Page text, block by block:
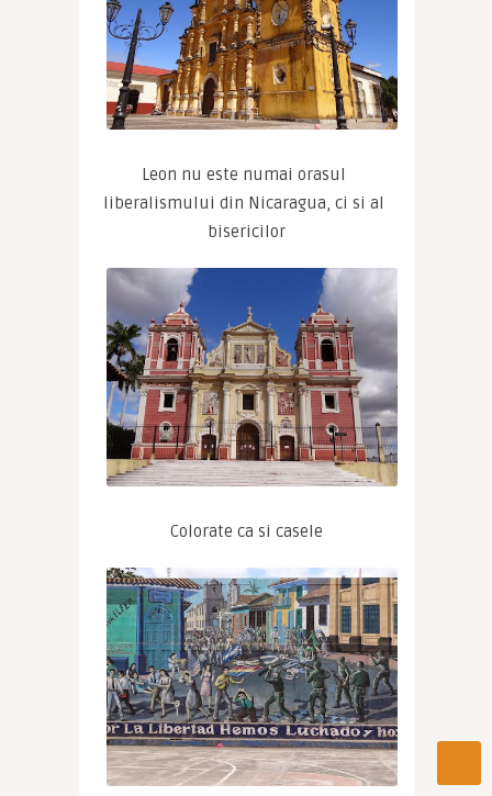
Leon nu este numai orasul
liberalismului din Nicaragua, ci si al
bisericilor
Colorate ca si casele